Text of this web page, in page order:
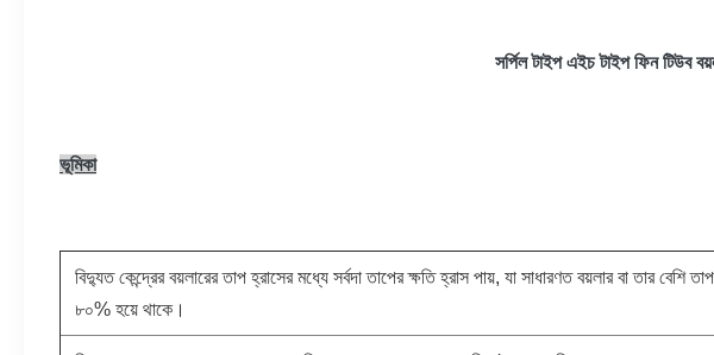
সর্পিল টাইপ এইচ টাইপ ফিন টিউব
ভূমিকা
বিদ্যুত কেন্দ্রের বয়লারের তাপ হ্রাসের মধ্যে সর্বদা তাপের ক্ষতি হ্রাস পায়, যা সাধারণত বয়লার বা তার বেশি
৮০% হয়ে থাকে।